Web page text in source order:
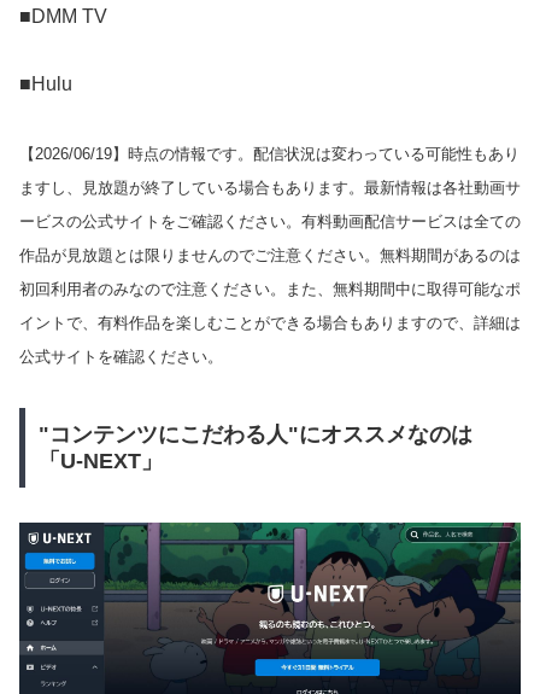
■DMM TV
■Hulu
【2026/06/19】時点の情報です。配信状況は変わっている可能性もあり
ますし、見放題が終了している場合もあります。最新情報は各社動画サ
ービスの公式サイトをご確認ください。有料動画配信サービスは全ての
作品が見放題とは限りませんのでご注意ください。無料期間があるのは
初回利用者のみなので注意ください。また、無料期間中に取得可能なポ
イントで、有料作品を楽しむことができる場合もありますので、詳細は
公式サイトを確認ください。
"コンテンツにこだわる人"にオススメなのは
「U-NEXT」